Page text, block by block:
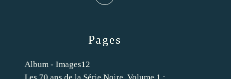
Pages
Album - Images12